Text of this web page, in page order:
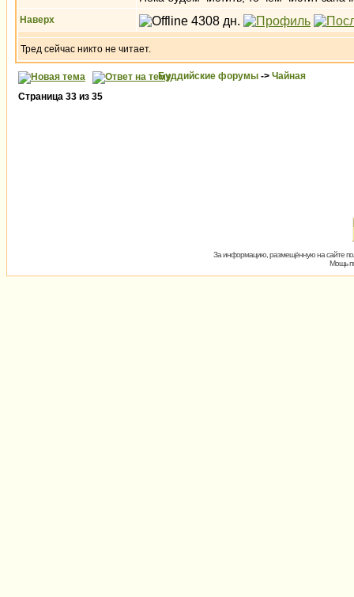
Наверх
Тред сейчас никто не читает.
Буддийские форумы -> Чайная
Страница 33 из 35
За информацию, размещённую на сайте
Мощь